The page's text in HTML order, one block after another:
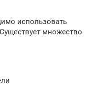
использовать
множество